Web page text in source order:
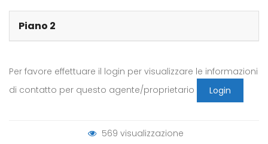
Piano 2
Per favore effettuare il login per visualizzare le informazioni
di contatto per questo agente/proprietario
Login
569 visualizzazione